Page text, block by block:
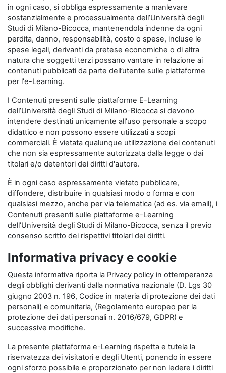
in ogni caso, si obbliga espressamente a manlevare
sostanzialmente e processualmente dell’Università degli
Studi di Milano-Bicocca, mantenendola indenne da ogni
perdita, danno, responsabilità, costo o spese, incluse le
spese legali, derivanti da pretese economiche o di altra
natura che soggetti terzi possano vantare in relazione ai
contenuti pubblicati da parte dell’utente sulle piattaforme
per l'e-Learning.
I Contenuti presenti sulle piattaforme E-Learning
dell’Università degli Studi di Milano-Bicocca si devono
intendere destinati unicamente all'uso personale a scopo
didattico e non possono essere utilizzati a scopi
commerciali. È vietata qualunque utilizzazione dei contenuti
che non sia espressamente autorizzata dalla legge o dai
titolari e/o detentori dei diritti d'autore.
È in ogni caso espressamente vietato pubblicare,
diffondere, distribuire in qualsiasi modo o forma e con
qualsiasi mezzo, anche per via telematica (ad es. via email), i
Contenuti presenti sulle piattaforme e-Learning
dell’Università degli Studi di Milano-Bicocca, senza il previo
consenso scritto dei rispettivi titolari dei diritti.
Informativa privacy e cookie
Questa informativa riporta la Privacy policy in ottemperanza
degli obblighi derivanti dalla normativa nazionale (D. Lgs 30
giugno 2003 n. 196, Codice in materia di protezione dei dati
personali) e comunitaria, (Regolamento europeo per la
protezione dei dati personali n. 2016/679, GDPR) e
successive modifiche.
La presente piattaforma e-Learning rispetta e tutela la
riservatezza dei visitatori e degli Utenti, ponendo in essere
ogni sforzo possibile e proporzionato per non ledere i diritti